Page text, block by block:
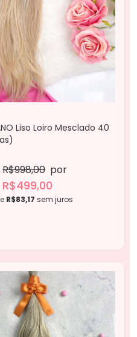
Liso Loiro Mesclado 40
R$998,00 por
R$499,00
R$83,17 sem juros